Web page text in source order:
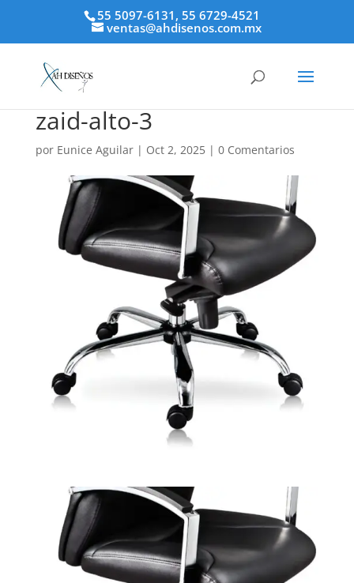
55 5097-6131, 55 6729-4521
ventas@ahdisenos.com.mx
zaid-alto-3
por Eunice Aguilar| Oct 2, 2025| 0 Comentarios